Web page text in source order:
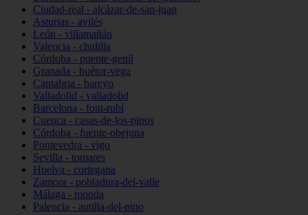
Ciudad-real - alcázar-de-san-juan
Asturias - avilés
León - villamañán
Valencia - chulilla
Córdoba - puente-genil
Granada - huétor-vega
Cantabria - bareyo
Valladolid - valladolid
Barcelona - font-rubí
Cuenca - casas-de-los-pinos
Córdoba - fuente-obejuna
Pontevedra - vigo
Sevilla - tomares
Huelva - cortegana
Zamora - pobladura-del-valle
Málaga - monda
Palencia - autilla-del-pino